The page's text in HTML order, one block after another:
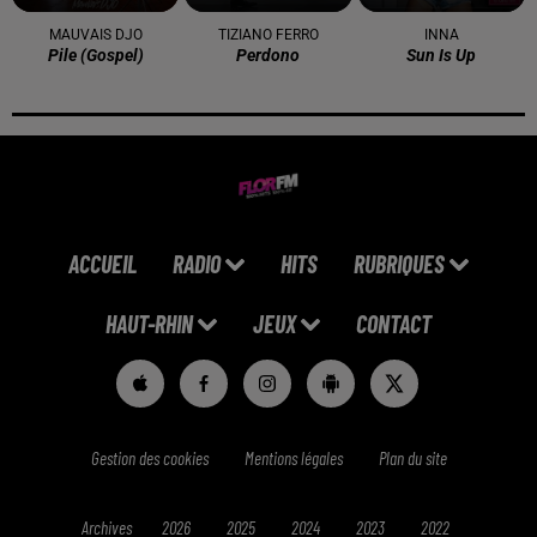
MAUVAIS DJO
Pile (gospel)
TIZIANO FERRO
Perdono
INNA
Sun Is Up
ACCUEIL RADIO HITS RUBRIQUES
HAUT-RHIN JEUX CONTACT
Gestion des cookies Mentions légales Plan du site
Archives 2026 2025 2024 2023 2022